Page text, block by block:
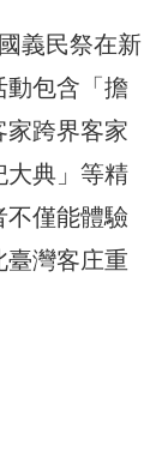
義民祭在新
動包含「擔
家跨界客家
大典」等精
不僅能體驗
臺灣客庄重